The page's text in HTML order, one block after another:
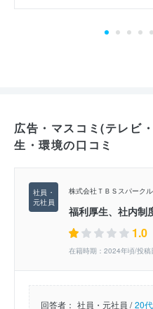
広告・マスコミ(テレビ
生・環境の口コミ
株式会社ＴＢＳスパーク
福利厚生、社内制
1.0
在籍時期：2024年頃/投
回答者： 社員・元社員 / 20